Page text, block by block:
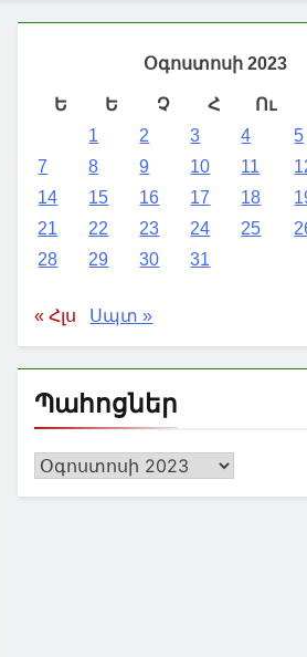
Օգոստոսի 2023
Ե Ե Չ Հ Ու
1
2 3 4 5
7
8 9 10 11
14
15 16 17 18
21
22 23 24 25
28
29 30 31
« Հլս Սպտ »
Պահոցներ
Պահոցներ